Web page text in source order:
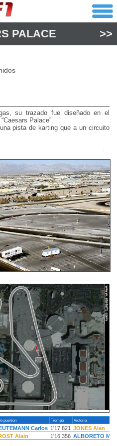
PALACE >>
su trazado fue diseñado en el
Palace”.
pista de karting que a un circuito
position Tiempo Victoria
Carlos 1'17.821 JONES Alan
Alain 1'16.356 ALBORETO